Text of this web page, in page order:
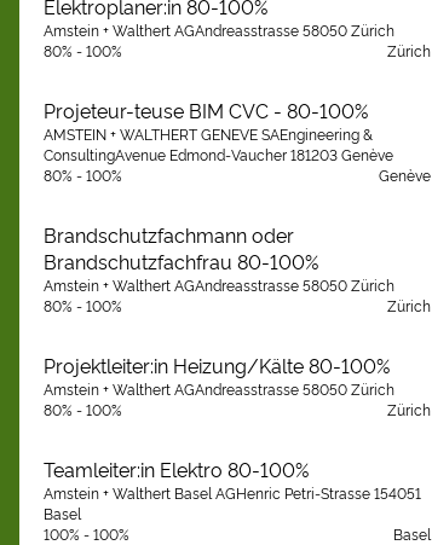
Elektroplaner:in 80-100%
Amstein + Walthert AGAndreasstrasse 58050 Zürich
80% - 100%
Zürich
Projeteur-teuse BIM CVC - 80-100%
AMSTEIN + WALTHERT GENEVE SAEngineering &
ConsultingAvenue Edmond-Vaucher 181203 Genève
80% - 100%
Genève
Brandschutzfachmann oder
Brandschutzfachfrau 80-100%
Amstein + Walthert AGAndreasstrasse 58050 Zürich
80% - 100%
Zürich
Projektleiter:in Heizung/Kälte 80-100%
Amstein + Walthert AGAndreasstrasse 58050 Zürich
80% - 100%
Zürich
Teamleiter:in Elektro 80-100%
Amstein + Walthert Basel AGHenric Petri-Strasse 154051
Basel
100% - 100%
Basel